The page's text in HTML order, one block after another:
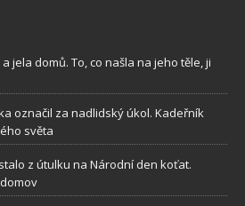
jela domů. To, co našla na jeho těle, ji
označil za nadlidský úkol. Kadeřník
světa
z útulku na Národní den koťat.